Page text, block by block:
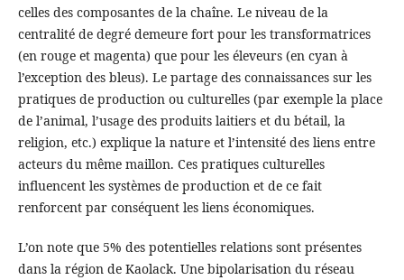
celles des composantes de la chaîne. Le niveau de la
centralité de degré demeure fort pour les transformatrices
(en rouge et magenta) que pour les éleveurs (en cyan à
l’exception des bleus). Le partage des connaissances sur les
pratiques de production ou culturelles (par exemple la place
de l’animal, l’usage des produits laitiers et du bétail, la
religion, etc.) explique la nature et l’intensité des liens entre
acteurs du même maillon. Ces pratiques culturelles
influencent les systèmes de production et de ce fait
renforcent par conséquent les liens économiques.
L’on note que 5% des potentielles relations sont présentes
dans la région de Kaolack. Une bipolarisation du réseau